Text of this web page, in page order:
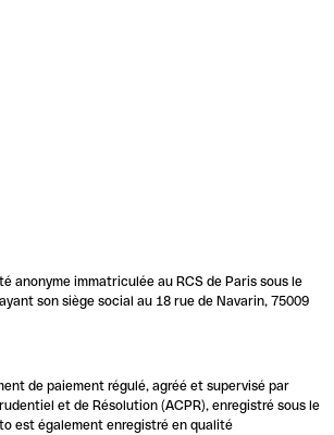
anonyme immatriculée au RCS de Paris sous le
son siège social au 18 rue de Navarin, 75009
de paiement régulé, agréé et supervisé par
et de Résolution (ACPR), enregistré sous le
est également enregistré en qualité